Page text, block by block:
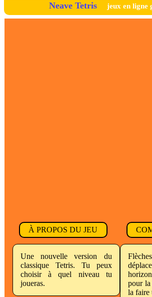
Neave Tetris jeux en ligne
À PROPOS DU JEU
Une nouvelle version du
classique Tetris. Tu peux
choisir à quel niveau tu
joueras.
pour la
la faire